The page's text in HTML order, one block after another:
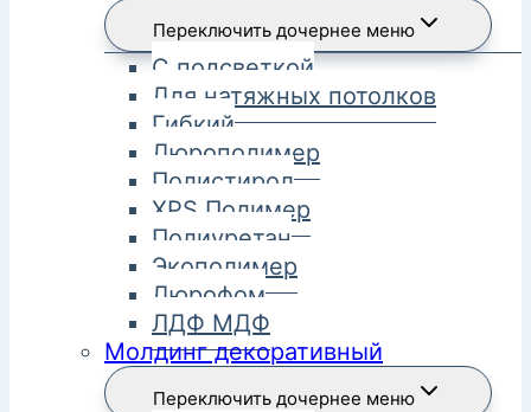
Переключить дочернее меню
С подсветкой
Для натяжных потолков
Гибкий
Дюрополимер
Полистирол
XPS Полимер
Полиуретан
Экополимер
Дюрофом
ЛДФ МДФ
Молдинг декоративный
Переключить дочернее меню